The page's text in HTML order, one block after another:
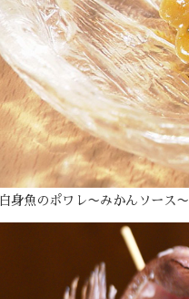
白身魚のポワレ〜みかんソース〜